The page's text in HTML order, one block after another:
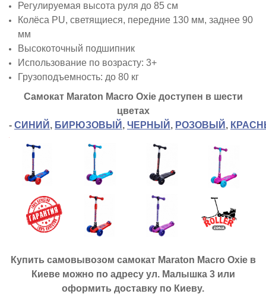
Регулируемая высота руля до 85 см
Колёса PU, светящиеся, передние 130 мм, заднее 90
мм
Высокоточный подшипник
Использование по возрасту: 3+
Грузоподъемность: до 80 кг
СамокатMaraton Macro Oxie доступен в шести
цветах
- СИНИЙ , БИРЮЗОВЫЙ , ЧЕРНЫЙ , РОЗОВЫЙ ,
Купить самовывозом самокат Maraton Macro Oxie в
Киеве можно по адресу ул. Малышка 3 или
оформить доставку по Киеву.